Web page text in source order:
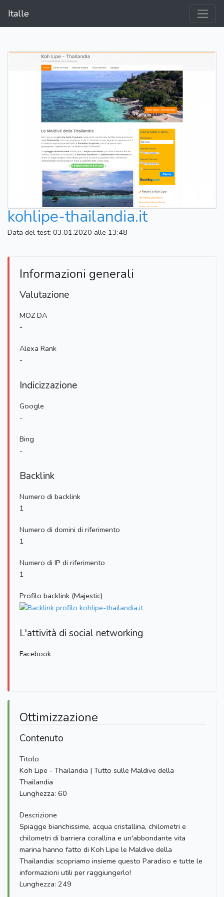
Italle
kohlipe-thailandia.it
Data del test: 03.01.2020 alle 13:48
Informazioni generali
Valutazione
MOZ DA
-
Alexa Rank
-
Indicizzazione
Google
-
Bing
-
Backlink
Numero di backlink
1
Numero di domini di riferimento
1
Numero di IP di riferimento
1
Profilo backlink (Majestic)
L'attività di social networking
Facebook
-
Ottimizzazione
Contenuto
Titolo
Koh Lipe - Thailandia | Tutto sulle Maldive della
Thailandia
Lunghezza: 60
Descrizione
Spiagge bianchissime, acqua cristallina, chilometri e
chilometri di barriera corallina e un'abbondante vita
marina hanno fatto di Koh Lipe le Maldive della
Thailandia: scopriamo insieme questo Paradiso e tutte le
informazioni utili per raggiungerlo!
Lunghezza: 249